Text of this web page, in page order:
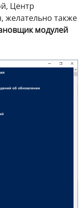
Центр
желательно также
модулей